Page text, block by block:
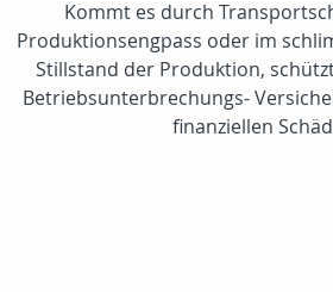
Kommt es durch
Produktionsengpass oder im
Stillstand der Produktion,
Betriebsunterbrechungs-
finanziellen